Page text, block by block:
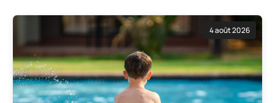
4 août 2026